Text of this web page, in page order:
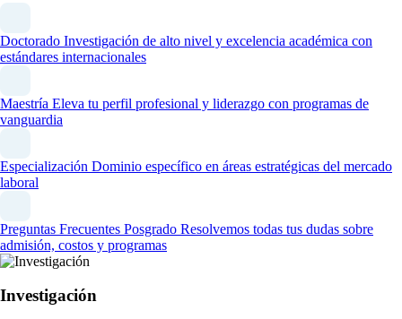
Doctorado Investigación de alto nivel y excelencia académica con
estándares internacionales
Maestría Eleva tu perfil profesional y liderazgo con programas de
vanguardia
Especialización Dominio específico en áreas estratégicas del mercado
laboral
Preguntas Frecuentes Posgrado Resolvemos todas tus dudas sobre
admisión, costos y programas
Investigación